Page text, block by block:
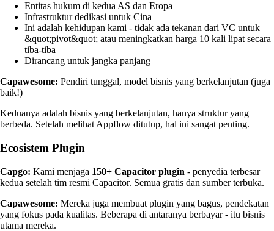
Entitas hukum di kedua AS dan Eropa
Infrastruktur dedikasi untuk Cina
Ini adalah kehidupan kami - tidak ada tekanan dari VC untuk
&quot;pivot&quot; atau meningkatkan harga 10 kali lipat secara
tiba-tiba
Dirancang untuk jangka panjang
Capawesome: Pendiri tunggal, model bisnis yang berkelanjutan (juga
baik!)
Keduanya adalah bisnis yang berkelanjutan, hanya struktur yang
berbeda. Setelah melihat Appflow ditutup, hal ini sangat penting.
Ecosistem Plugin
Capgo: Kami menjaga 150+ Capacitor plugin - penyedia terbesar
kedua setelah tim resmi Capacitor. Semua gratis dan sumber terbuka.
Capawesome: Mereka juga membuat plugin yang bagus, pendekatan
yang fokus pada kualitas. Beberapa di antaranya berbayar - itu bisnis
utama mereka.